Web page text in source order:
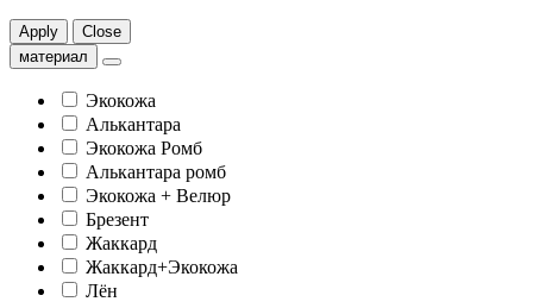
Apply
Close
материал
Экокожа
Алькантара
Экокожа Ромб
Алькантара ромб
Экокожа + Велюр
Брезент
Жаккард
Жаккард+Экокожа
Лён